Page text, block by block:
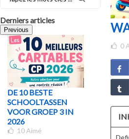
Derniers articles
Previous
DE 10 BESTE
SCHOOLTASSEN
VOOR GROEP 3 IN
2026
10 Aimé
WELKE
VAN
KLAS?
0